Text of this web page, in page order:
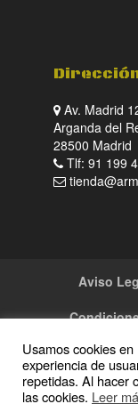
Av. Madrid
Arganda del
28500 Madrid
Tlf: 91 199
Aviso
Usamos cookies
experiencia de
repetidas. Al hacer
las cookies. Leer